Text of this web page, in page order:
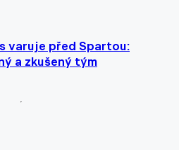
varuje před Spartou:
a zkušený tým